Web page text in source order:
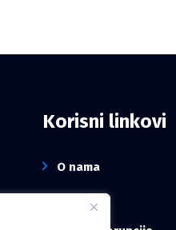
Korisni linkovi
O nama